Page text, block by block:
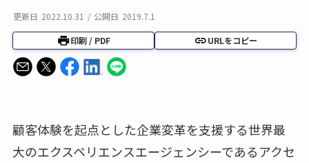
更新日 2022.10.31 / 公開日 2019.7.1
印刷 / PDF URLをコピー
顧客体験を起点とした企業変革を支援する世界最
大のエクスペリエンスエージェンシーであるアクセ